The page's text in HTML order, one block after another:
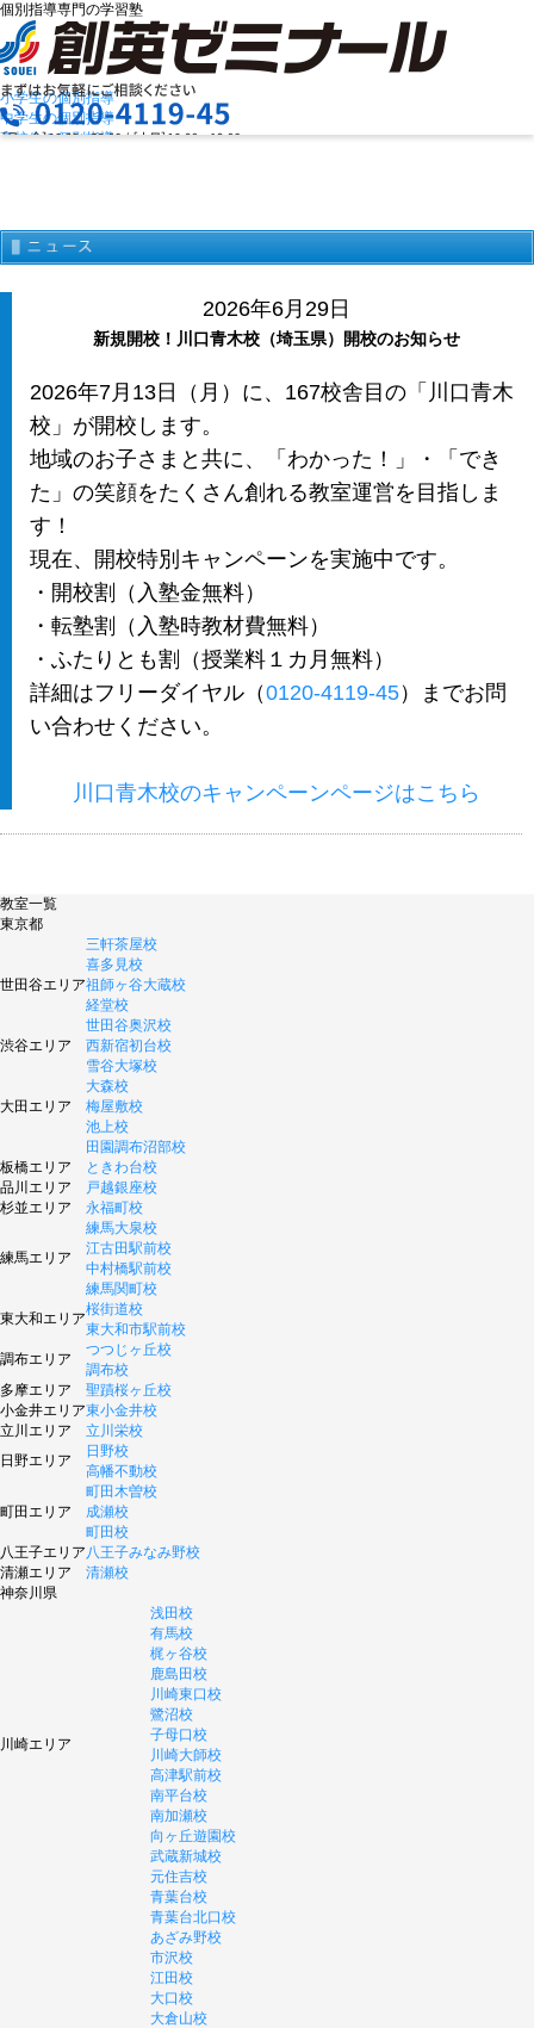
Warning: Attempt to read property "max_num_pages" on null in
/home/xs368280/souei.net/public_html/wp/wp-
content/themes/souei_seminar/header.phpon line75
個別指導専門の学習塾
小学生の個別指導
中学生の個別指導
高校生の個別指導
お気軽にご相談ください
お電話でのお問い合わせはこちら
［月～金］10:00～22:00 / ［土日］10:00～19:00
2026年6月29日
新規開校！川口青木校（埼玉県）開校のお知らせ
2026年7月13日（月）に、167校舎目の「川口青木
校」が開校します。
地域のお子さまと共に、「わかった！」・「でき
た」の笑顔をたくさん創れる教室運営を目指しま
す！
現在、開校特別キャンペーンを実施中です。
・開校割（入塾金無料）
・転塾割（入塾時教材費無料）
・ふたりとも割（授業料１カ月無料）
詳細はフリーダイヤル（0120-4119-45）までお問
い合わせください。
川口青木校のキャンペーンページはこちら
教室一覧
東京都
世田谷エリア
三軒茶屋校
喜多見校
祖師ヶ谷大蔵校
経堂校
世田谷奥沢校
渋谷エリア
西新宿初台校
大田エリア
雪谷大塚校
大森校
梅屋敷校
池上校
田園調布沼部校
板橋エリア
ときわ台校
品川エリア
戸越銀座校
杉並エリア
永福町校
練馬エリア
練馬大泉校
江古田駅前校
中村橋駅前校
練馬関町校
東大和エリア
桜街道校
東大和市駅前校
調布エリア
つつじヶ丘校
調布校
多摩エリア
聖蹟桜ヶ丘校
小金井エリア東小金井校
立川エリア
立川栄校
日野エリア
日野校
高幡不動校
町田エリア
町田木曽校
成瀬校
町田校
八王子エリア 八王子みなみ野校
清瀬エリア
清瀬校
神奈川県
川崎エリア
浅田校
有馬校
梶ヶ谷校
鹿島田校
川崎東口校
鷺沼校
子母口校
川崎大師校
高津駅前校
南平台校
南加瀬校
向ヶ丘遊園校
武蔵新城校
元住吉校
青葉台校
青葉台北口校
あざみ野校
市沢校
江田校
大口校
大倉山校